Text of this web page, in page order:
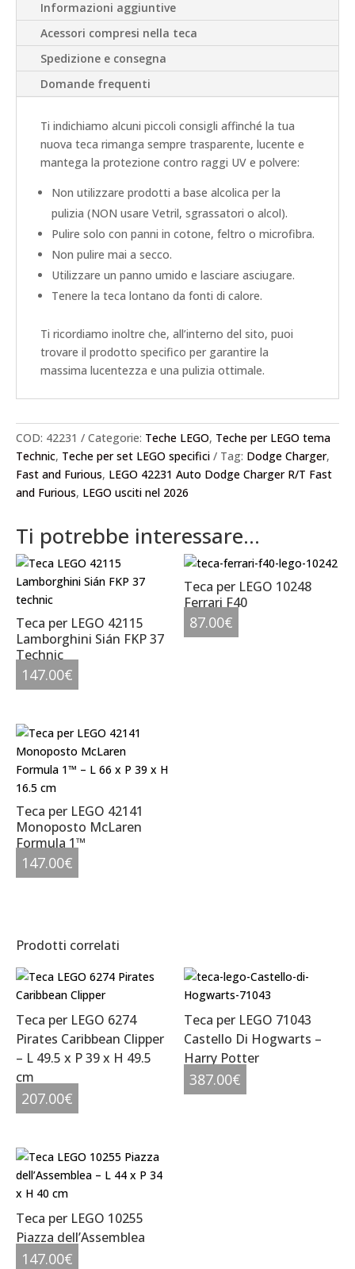
and
Furious
quantità
Informazioni aggiuntive
Acessori compresi nella teca
Spedizione e consegna
Domande frequenti
Ti indichiamo alcuni piccoli consigli affinché la tua
nuova teca rimanga sempre trasparente, lucente e
mantega la protezione contro raggi UV e polvere:
Non utilizzare prodotti a base alcolica per la
pulizia (NON usare Vetril, sgrassatori o alcol).
Pulire solo con panni in cotone, feltro o microfibra.
Non pulire mai a secco.
Utilizzare un panno umido e lasciare asciugare.
Tenere la teca lontano da fonti di calore.
Ti ricordiamo inoltre che, all’interno del sito, puoi
trovare il prodotto specifico per garantire la
massima lucentezza e una pulizia ottimale.
COD: 42231 Categorie: Teche LEGO, Teche per LEGO tema
Technic, Teche per set LEGO specifici Tag: Dodge Charger,
Fast and Furious, LEGO 42231 Auto Dodge Charger R/T Fast
and Furious, LEGO usciti nel 2026
Ti potrebbe interessare…
Teca per LEGO 42115
Lamborghini Sián FKP 37
Technic
147.00€
Teca per LEGO 10248
Ferrari F40
87.00€
Teca per LEGO 42141
Monoposto McLaren
Formula 1™
147.00€
Prodotti correlati
Teca per LEGO 6274
Pirates Caribbean Clipper
– L 49.5 x P 39 x H 49.5
cm
207.00€
Teca per LEGO 71043
Castello Di Hogwarts –
Harry Potter
387.00€
Teca per LEGO 10255
Piazza dell’Assemblea
147.00€